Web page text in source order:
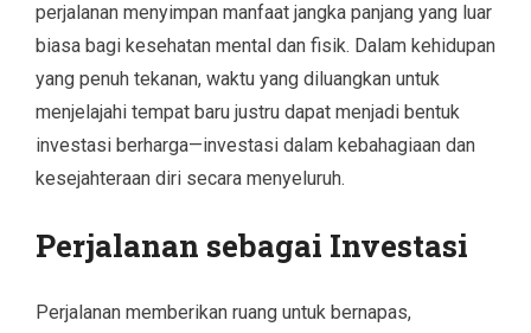
perjalanan menyimpan manfaat jangka panjang yang luar
biasa bagi kesehatan mental dan fisik. Dalam kehidupan
yang penuh tekanan, waktu yang diluangkan untuk
menjelajahi tempat baru justru dapat menjadi bentuk
investasi berharga—investasi dalam kebahagiaan dan
kesejahteraan diri secara menyeluruh.
Perjalanan sebagai Investasi
Perjalanan memberikan ruang untuk bernapas,